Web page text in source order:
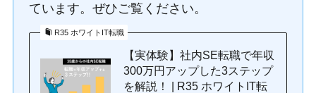
ています。ぜひご覧ください。
R35 ホワイトIT転職
【実体験】社内SE転職で年収
300万円アップした3ステップ
を解説！ | R35 ホワイトIT転